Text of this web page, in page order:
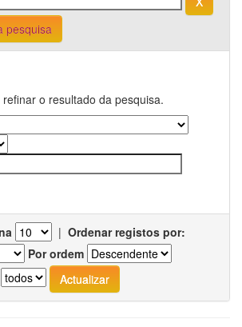
pesquisa
o resultado da pesquisa.
| Ordenar registos por:
Por ordem